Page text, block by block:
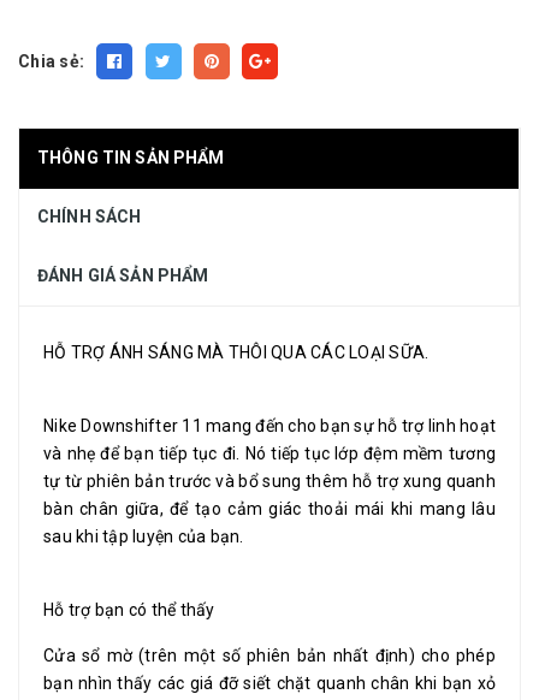
Chia sẻ:
THÔNG TIN SẢN PHẨM
CHÍNH SÁCH
ĐÁNH GIÁ SẢN PHẨM
HỖ TRỢ ÁNH SÁNG MÀ THÔI QUA CÁC LOẠI SỮA.
Nike Downshifter 11 mang đến cho bạn sự hỗ trợ linh hoạt
và nhẹ để bạn tiếp tục đi. Nó tiếp tục lớp đệm mềm tương
tự từ phiên bản trước và bổ sung thêm hỗ trợ xung quanh
bàn chân giữa, để tạo cảm giác thoải mái khi mang lâu
sau khi tập luyện của bạn.
Hỗ trợ bạn có thể thấy
Cửa sổ mờ (trên một số phiên bản nhất định) cho phép
bạn nhìn thấy các giá đỡ siết chặt quanh chân khi bạn xỏ